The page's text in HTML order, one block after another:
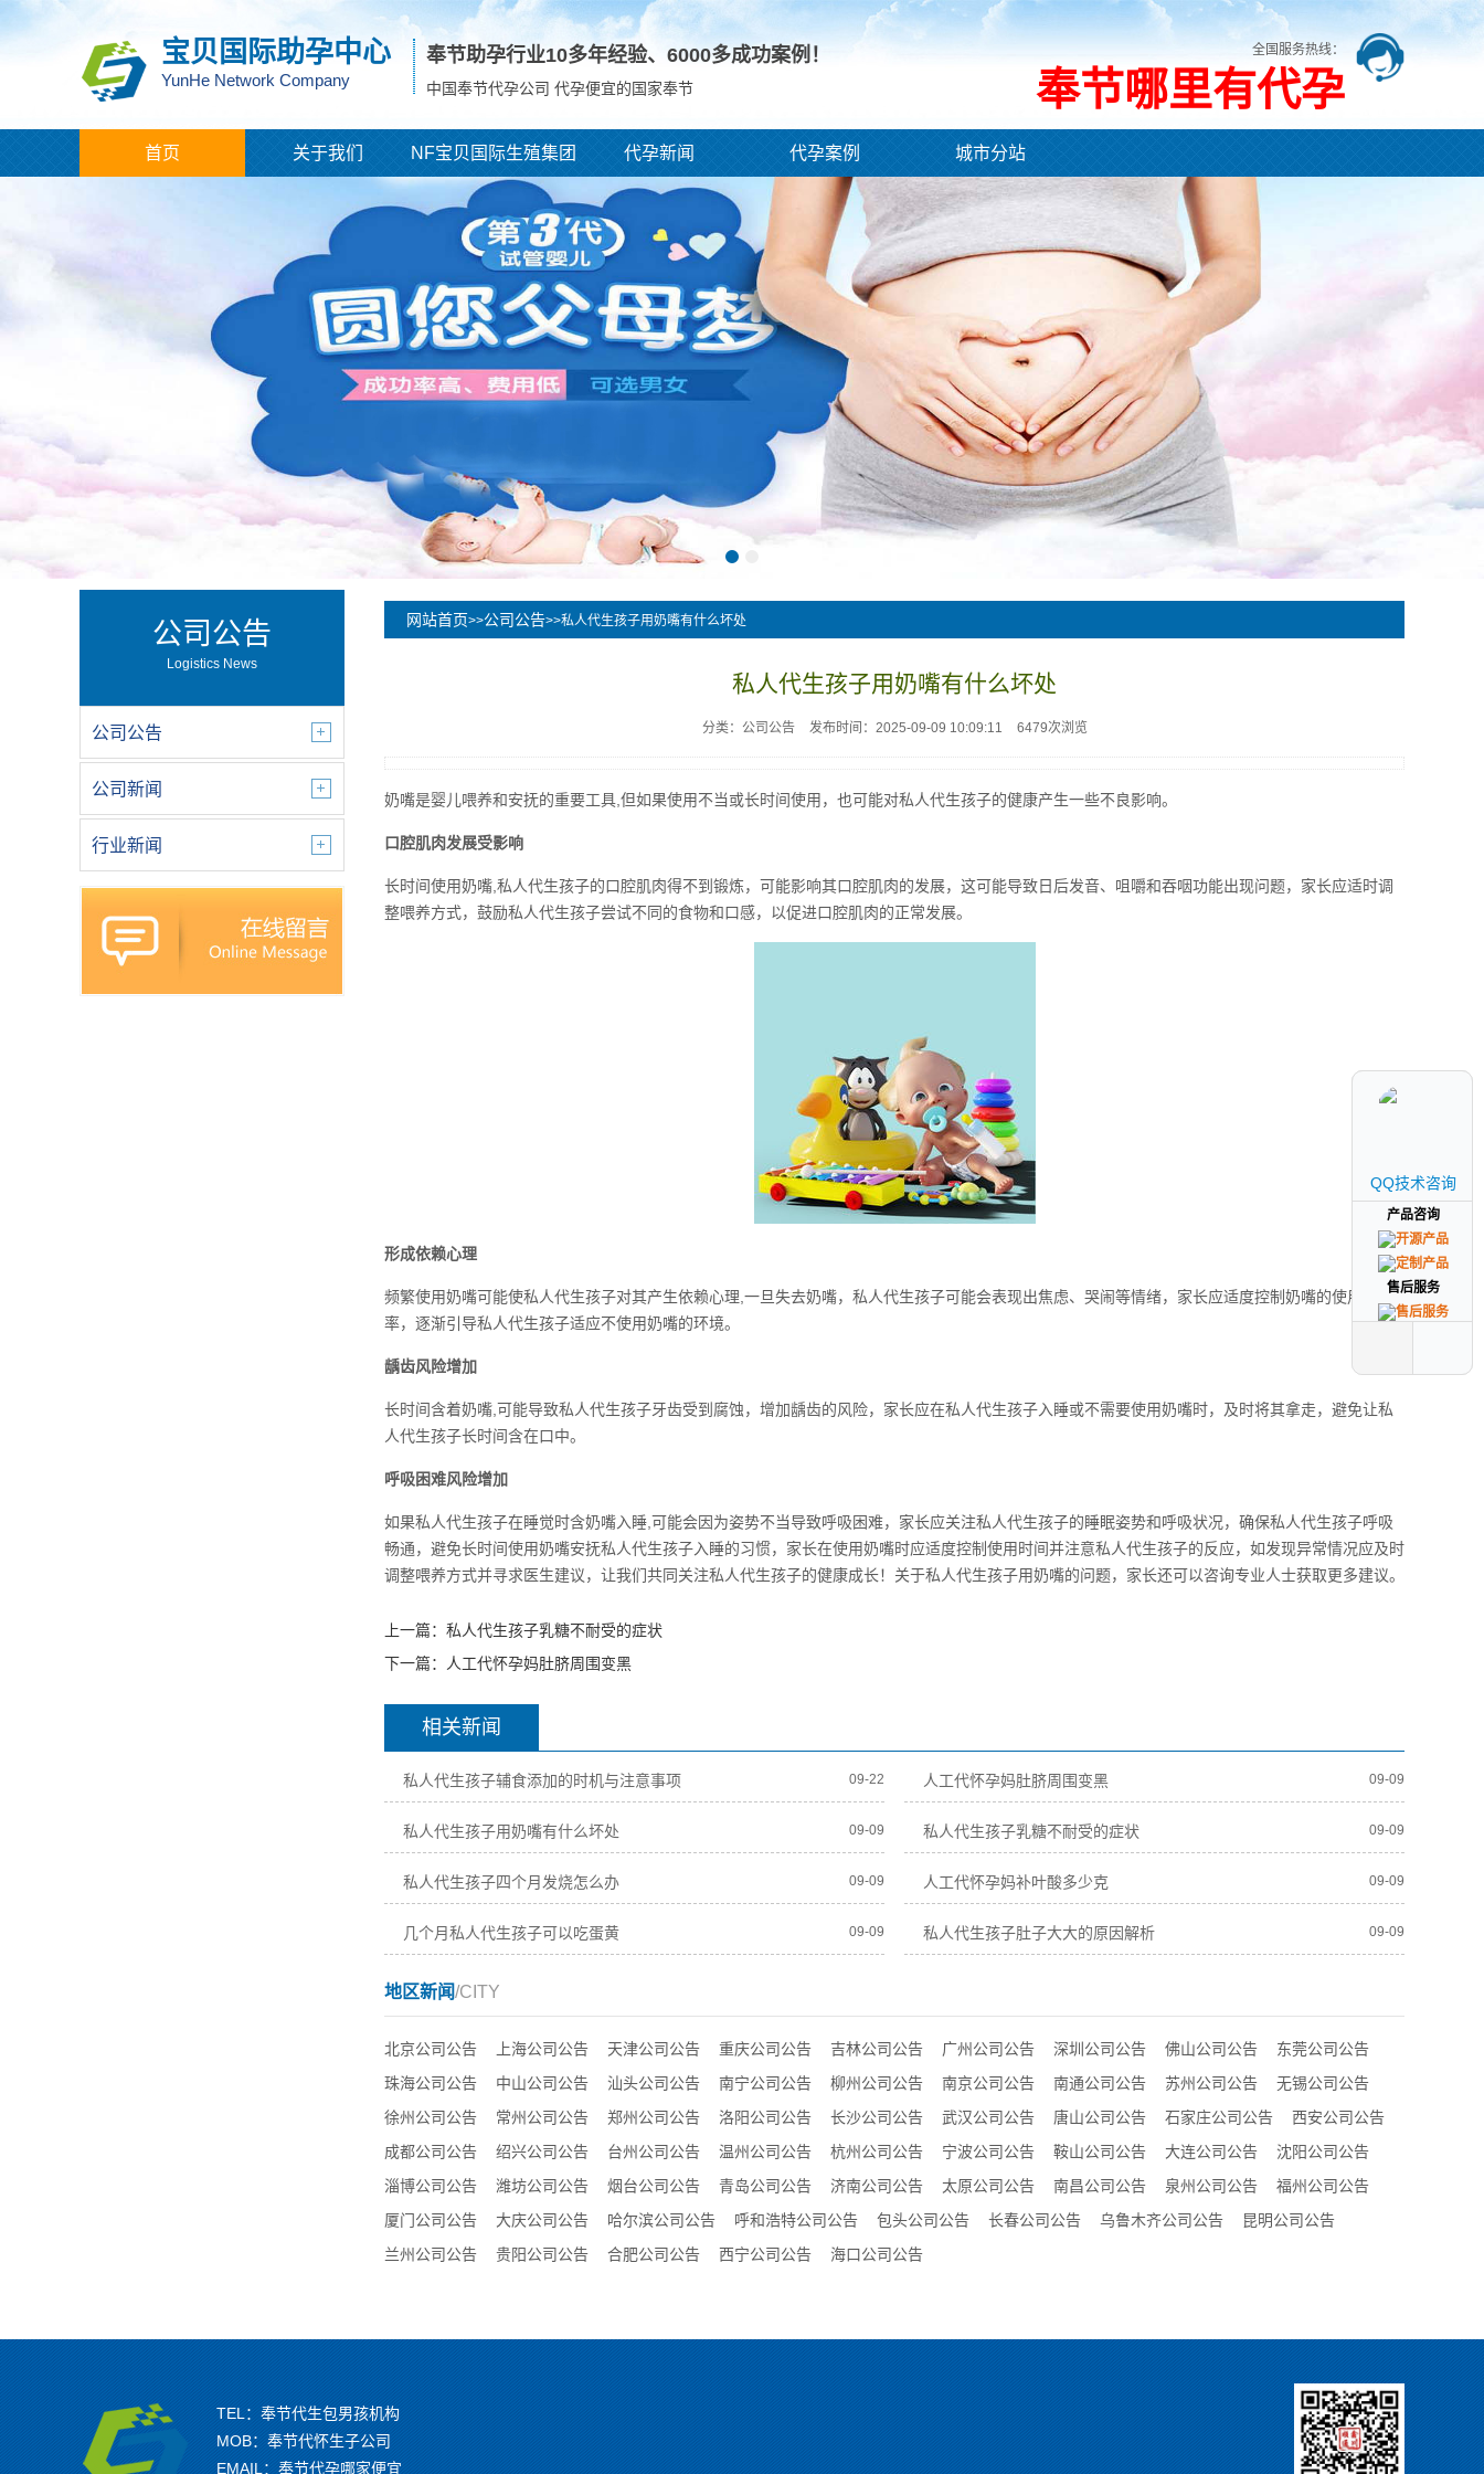
宝贝国际助孕中心
YunHe Network Company
奉节助孕行业10多年经验、 6000多成功案例！
中国奉节代孕公司 代孕便宜的国家奉节
全国服务热线：
奉节哪里有代孕
首页 关于我们 NF宝贝国际生殖集团 代孕新闻 代孕案例 城市分站
公司公告
Logistics News
公司公告
公司新闻
行业新闻
网站首页>>公司公告>>私人代生孩子用奶嘴有什么坏处
私人代生孩子用奶嘴有什么坏处
分类：公司公告 发布时间：2025-09-09 10:09:11 6479次浏览
奶嘴是婴儿喂养和安抚的重要工具,但如果使用不当或长时间使用，也可能对私人代生孩子的健康产生一些不良影响。
口腔肌肉发展受影响
长时间使用奶嘴,私人代生孩子的口腔肌肉得不到锻炼，可能影响其口腔肌肉的发展，这可能导致日后发音、咀嚼和吞咽功能出现问题，家长应适时调
整喂养方式，鼓励私人代生孩子尝试不同的食物和口感，以促进口腔肌肉的正常发展。
形成依赖心理
频繁使用奶嘴可能使私人代生孩子对其产生依赖心理,一旦失去奶嘴，私人代生孩子可能会表现出焦虑、哭闹等情绪，家长应适度控制奶嘴的使用频
率，逐渐引导私人代生孩子适应不使用奶嘴的环境。
龋齿风险增加
长时间含着奶嘴,可能导致私人代生孩子牙齿受到腐蚀，增加龋齿的风险，家长应在私人代生孩子入睡或不需要使用奶嘴时，及时将其拿走，避免让私
人代生孩子长时间含在口中。
呼吸困难风险增加
如果私人代生孩子在睡觉时含奶嘴入睡,可能会因为姿势不当导致呼吸困难，家长应关注私人代生孩子的睡眠姿势和呼吸状况，确保私人代生孩子呼吸
畅通，避免长时间使用奶嘴安抚私人代生孩子入睡的习惯，家长在使用奶嘴时应适度控制使用时间并注意私人代生孩子的反应，如发现异常情况应及时
调整喂养方式并寻求医生建议，让我们共同关注私人代生孩子的健康成长！关于私人代生孩子用奶嘴的问题，家长还可以咨询专业人士获取更多建议。
上一篇： 私人代生孩子乳糖不耐受的症状
下一篇：
人工代怀孕妈肚脐周围变黑
相关新闻
私人代生孩子辅食添加的时机与注意事项 09-22 人工代怀孕妈肚脐周围变黑 09-09
私人代生孩子用奶嘴有什么坏处 09-09 私人代生孩子乳糖不耐受的症状 09-09
私人代生孩子四个月发烧怎么办 09-09 人工代怀孕妈补叶酸多少克 09-09
几个月私人代生孩子可以吃蛋黄 09-09 私人代生孩子肚子大大的原因解析 09-09
地区新闻/CITY
北京公司公告 上海公司公告 天津公司公告 重庆公司公告 吉林公司公告 广州公司公告 深圳公司公告 佛山公司公告
东莞公司公告
珠海公司公告
中山公司公告 汕头公司公告 南宁公司公告 柳州公司公告 南京公司公告 南通公司公告 苏州公司公告
无锡公司公告
徐州公司公告
常州公司公告 郑州公司公告 洛阳公司公告 长沙公司公告 武汉公司公告 唐山公司公告 石家庄公司公告
西安公司公告
成都公司公告
绍兴公司公告 台州公司公告 温州公司公告 杭州公司公告 宁波公司公告 鞍山公司公告 大连公司公告
沈阳公司公告
淄博公司公告
潍坊公司公告 烟台公司公告 青岛公司公告 济南公司公告 太原公司公告 南昌公司公告 泉州公司公告
福州公司公告
厦门公司公告
大庆公司公告 哈尔滨公司公告 呼和浩特公司公告 包头公司公告 长春公司公告 乌鲁木齐公司公告
昆明公司公告
兰州公司公告
贵阳公司公告 合肥公司公告 西宁公司公告 海口公司公告
QQ技术咨询
产品咨询
售后服务
QQ技术咨询
产品咨询
售后服务
TEL：奉节代生包男孩机构
MOB：奉节代怀生子公司
EMAIL：奉节代孕哪家便宜